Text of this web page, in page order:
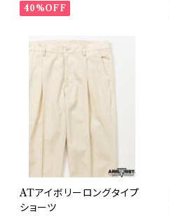
40%OFF
ATアイボリーロングタイプ
ショーツ